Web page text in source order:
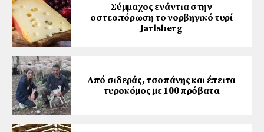
Σύμμαχος ενάντια στην
οστεοπόρωση το νορβηγικό τυρί
Jarlsberg
Από σιδεράς, τσοπάνης και έπειτα
τυροκόμος με 100 πρόβατα